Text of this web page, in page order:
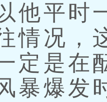
他平时
情况，
定是在
暴爆发